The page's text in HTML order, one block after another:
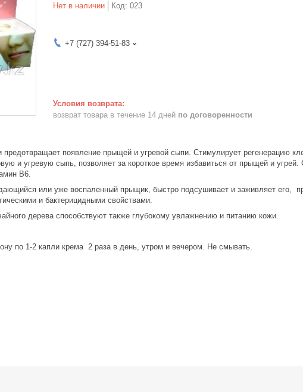
Нет в наличии Код: 023
+7 (727) 394-51-83
возврат товара в течение 14 дней по договоренности
появление прыщей и угревой сыпи. Стимулирует регенерацию
и угревую сыпь, позволяет за короткое время избавиться от прыщей и
B6.
или уже воспаленный прыщик, быстро подсушивает и заживляет его,
и бактерицидными свойствами.
дерева способствуют также глубокому увлажнению и питанию кожи.
по 1-2 капли крема 2 раза в день, утром и вечером. Не смывать.